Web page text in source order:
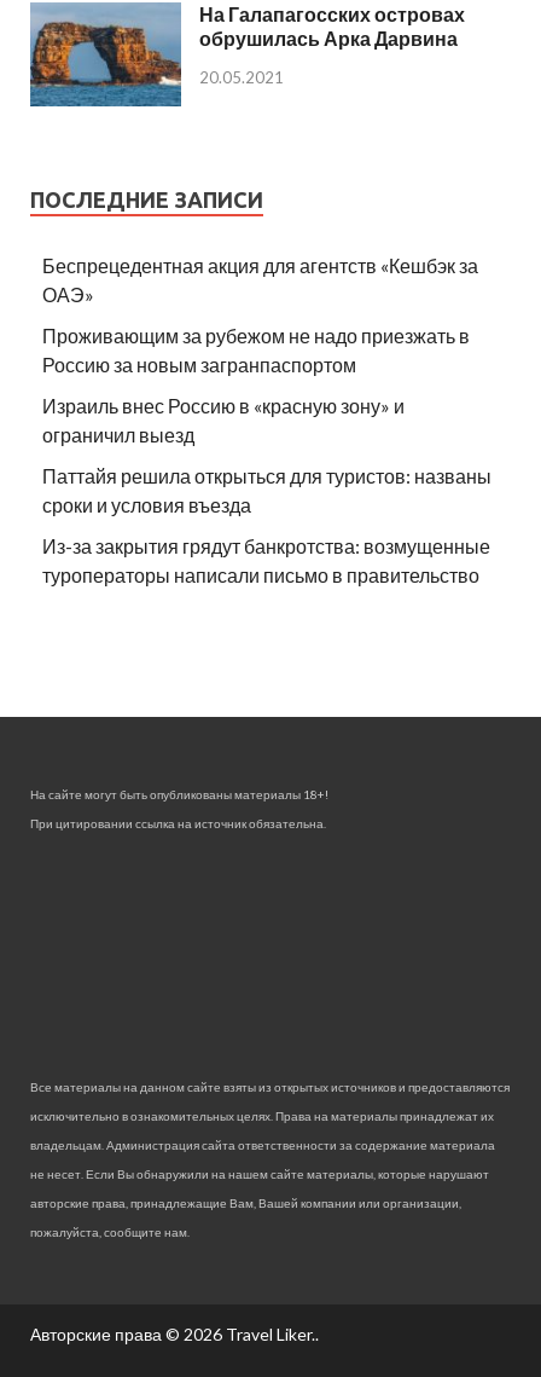
На Галапагосских островах
обрушилась Арка Дарвина
20.05.2021
ПОСЛЕДНИЕ ЗАПИСИ
Беспрецедентная акция для агентств «Кешбэк за
ОАЭ»
Проживающим за рубежом не надо приезжать в
Россию за новым загранпаспортом
Израиль внес Россию в «красную зону» и
ограничил выезд
Паттайя решила открыться для туристов: названы
сроки и условия въезда
Из-за закрытия грядут банкротства: возмущенные
туроператоры написали письмо в правительство
На сайте могут быть опубликованы материалы 18+!
При цитировании ссылка на источник обязательна.
Все материалы на данном сайте взяты из открытых источников и предоставляются
исключительно в ознакомительных целях. Права на материалы принадлежат их
владельцам. Администрация сайта ответственности за содержание материала
не несет. Если Вы обнаружили на нашем сайте материалы, которые нарушают
авторские права, принадлежащие Вам, Вашей компании или организации,
пожалуйста, сообщите нам.
Авторские права © 2026 Travel Liker..